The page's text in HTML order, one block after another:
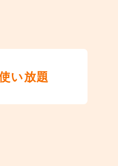
い放題